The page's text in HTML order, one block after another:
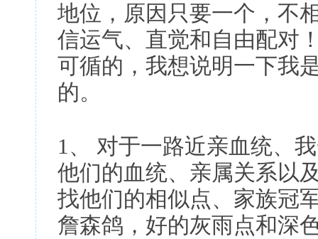
地位，原因只要一个，不
信运气、直觉和自由配对
可循的，我想说明一下我
的。
1、 对于一路近亲血统、
他们的血统、亲属关系以
找他们的相似点、家族冠
詹森鸽，好的灰雨点和深